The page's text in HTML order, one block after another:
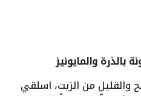
والمايونيز
والقليل من الزيت، اسلقي